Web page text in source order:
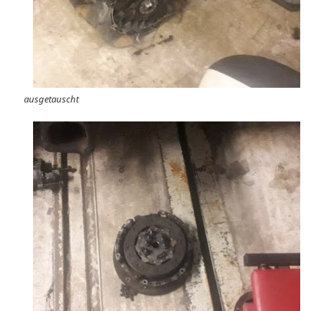
ausgetauscht